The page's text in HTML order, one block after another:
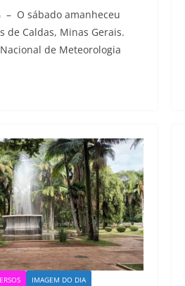
– O sábado amanheceu
de Caldas, Minas Gerais.
de Meteorologia
IMAGEM DO DIA